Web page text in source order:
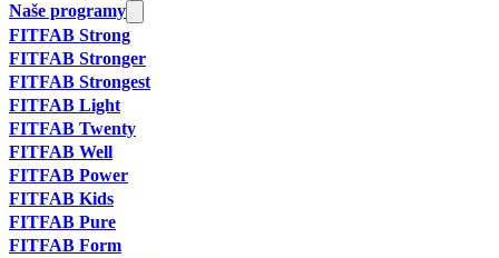
Naše programy
FITFAB Strong
FITFAB Stronger
FITFAB Strongest
FITFAB Light
FITFAB Twenty
FITFAB Well
FITFAB Power
FITFAB Kids
FITFAB Pure
FITFAB Form